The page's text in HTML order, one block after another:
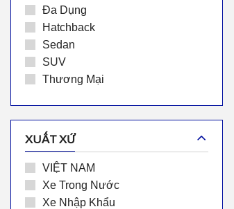
Đa Dụng
Hatchback
Sedan
SUV
Thương Mại
XUẤT XỨ
VIỆT NAM
Xe Trong Nước
Xe Nhập Khẩu